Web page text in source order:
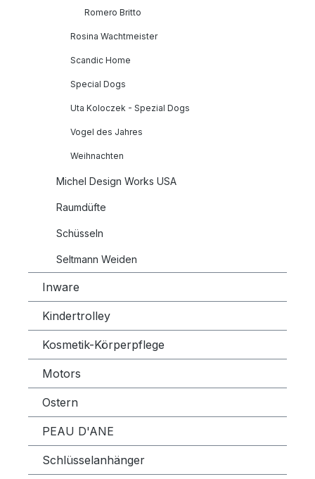
Romero Britto
Rosina Wachtmeister
Scandic Home
Special Dogs
Uta Koloczek - Spezial Dogs
Vogel des Jahres
Weihnachten
Michel Design Works USA
Raumdüfte
Schüsseln
Seltmann Weiden
Inware
Kindertrolley
Kosmetik-Körperpflege
Motors
Ostern
PEAU D'ANE
Schlüsselanhänger